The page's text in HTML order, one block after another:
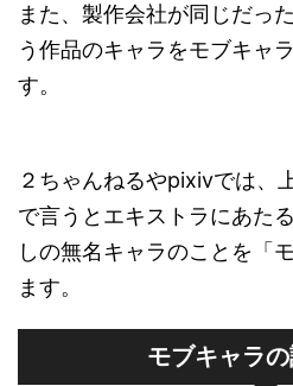
また、製作会社が同じだっ
う作品のキャラをモブキャ
す。
２ちゃんねるやpixivでは、
で言うとエキストラにあた
しの無名キャラのことを「
ます。
モブキャラ